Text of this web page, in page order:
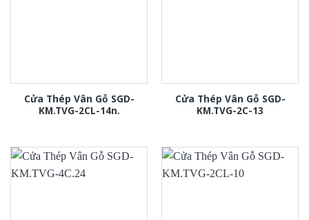
Cửa Thép Vân Gỗ SGD-
KM.TVG-2CL-14n.
Cửa Thép Vân Gỗ SGD-
KM.TVG-2C-13